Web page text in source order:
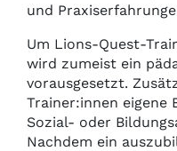
und
Um Lions-Quest-
wird zumeist ein
vorausgesetzt.
Trainer:innen eigene
Sozial- oder
Nachdem ein